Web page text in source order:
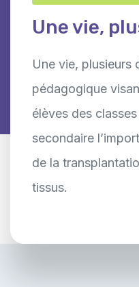
Une vie,
Une vie, plusieurs
pédagogique
élèves des
secondaire
de la
tissus.